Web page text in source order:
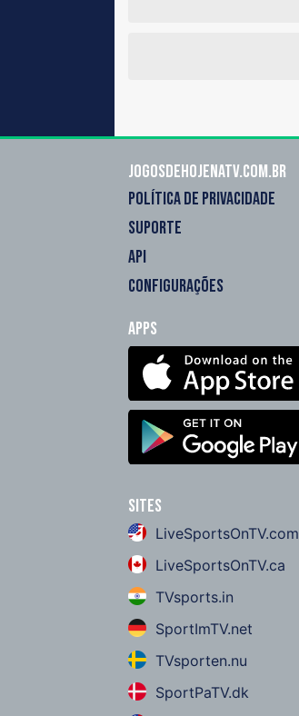
Jogosdehojenatv.com.br
POLÍTICA DE PRIVACIDADE
SUPORTE
API
CONFIGURAÇÕES
Apps
Sites
LiveSportsOnTV.com
LiveSportsOnTV.ca
TVsports.in
SportImTV.net
TVsporten.nu
SportPaTV.dk